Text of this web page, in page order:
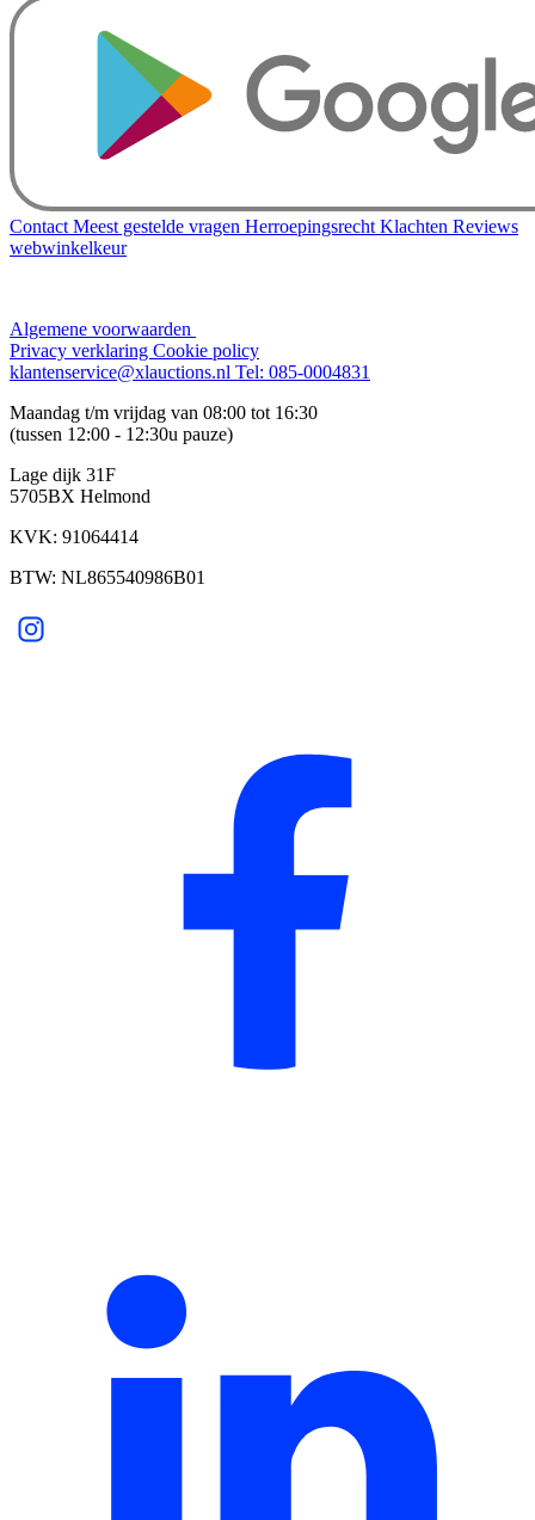
Contact Meest gestelde vragen Herroepingsrecht Klachten Reviews
webwinkelkeur
Algemene voorwaarden
Privacy verklaring Cookie policy
klantenservice@xlauctions.nl Tel: 085-0004831
Maandag t/m vrijdag van 08:00 tot 16:30
(tussen 12:00 - 12:30u pauze)
Lage dijk 31F
5705BX Helmond
KVK: 91064414
BTW: NL865540986B01